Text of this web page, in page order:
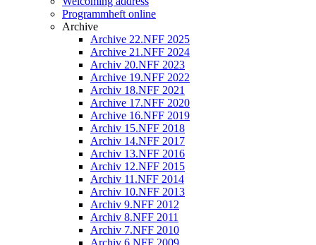
Programmheft online
Archive
Archive 22.NFF 2025
Archive 21.NFF 2024
Archiv 20.NFF 2023
Archive 19.NFF 2022
Archiv 18.NFF 2021
Archive 17.NFF 2020
Archive 16.NFF 2019
Archiv 15.NFF 2018
Archiv 14.NFF 2017
Archiv 13.NFF 2016
Archiv 12.NFF 2015
Archiv 11.NFF 2014
Archiv 10.NFF 2013
Archiv 9.NFF 2012
Archiv 8.NFF 2011
Archiv 7.NFF 2010
Archiv 6.NFF 2009